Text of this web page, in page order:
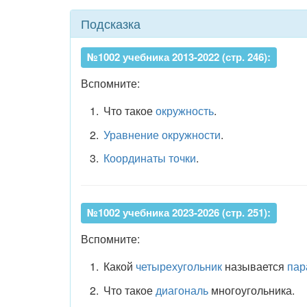
Подсказка
№1002 учебника 2013-2022 (стр. 246):
Вспомните:
Что такоеокружность.
Уравнение окружности.
Координаты точки.
№1002 учебника 2023-2026 (стр. 251):
Вспомните:
Какой четырехугольникназывается
Что такое диагональмногоугольника.